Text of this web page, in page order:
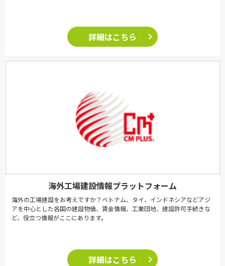
詳細はこちら
海外工場建設情報プラットフォーム
海外の工場建設をお考えですか？ベトナム、タイ、インドネシアなどアジ
アを中心とした各国の建設物価、賃金情報、工業団地、建設許可手続きな
ど、役立つ情報がここにあります。
詳細はこちら